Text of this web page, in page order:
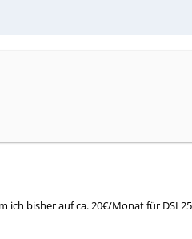
ich bisher auf ca. 20€/Monat für